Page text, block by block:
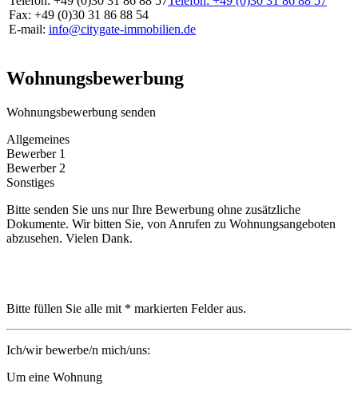
Fax: +49 (0)30 31 86 88 54
E-mail: info@citygate-immobilien.de
Wohnungsbewerbung
Wohnungsbewerbung senden
Allgemeines
Bewerber 1
Bewerber 2
Sonstiges
Bitte senden Sie uns nur Ihre Bewerbung ohne zusätzliche
Dokumente. Wir bitten Sie, von Anrufen zu Wohnungsangeboten
abzusehen. Vielen Dank.
Bitte füllen Sie alle mit * markierten Felder aus.
Ich/wir bewerbe/n mich/uns:
Um eine Wohnung